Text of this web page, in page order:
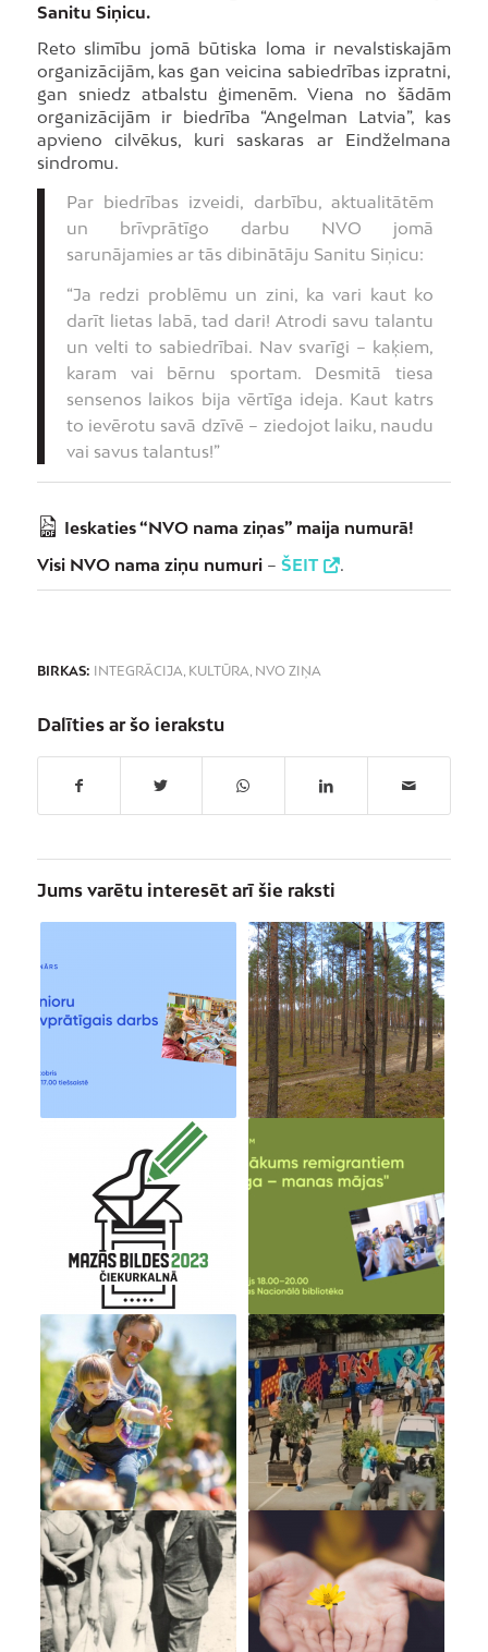
Sanitu Siņicu.
Reto slimību jomā būtiska loma ir nevalstiskajām
organizācijām, kas gan veicina sabiedrības izpratni,
gan sniedz atbalstu ģimenēm. Viena no šādām
organizācijām ir biedrība “Angelman Latvia”, kas
apvieno cilvēkus, kuri saskaras ar Eindželmana
sindromu.
Par biedrības izveidi, darbību, aktualitātēm
un brīvprātīgo darbu NVO jomā
sarunājamies ar tās dibinātāju Sanitu Siņicu:
“Ja redzi problēmu un zini, ka vari kaut ko
darīt lietas labā, tad dari! Atrodi savu talantu
un velti to sabiedrībai. Nav svarīgi – kaķiem,
karam vai bērnu sportam. Desmitā tiesa
sensenos laikos bija vērtīga ideja. Kaut katrs
to ievērotu savā dzīvē – ziedojot laiku, naudu
vai savus talantus!”
Ieskaties “NVO nama ziņas” maija numurā!
Visi NVO nama ziņu numuri– ŠEIT .
BIRKAS: INTEGRĀCIJA, KULTŪRA, NVO ZIŅA
Dalīties ar šo ierakstu
Jums varētu interesēt arī šie raksti